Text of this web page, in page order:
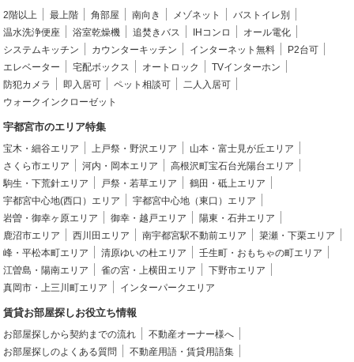
2階以上 最上階 角部屋 南向き メゾネット
バストイレ別
温水洗浄便座
浴室乾燥機 追焚きバス IHコンロ
オール電化
システムキッチン
カウンターキッチン インターネット無料
P2台可
エレベーター
宅配ボックス オートロック
TVインターホン
防犯カメラ
即入居可 ペット相談可
二人入居可
ウォークインクローゼット
宇都宮市のエリア特集
宝木・細谷エリア 上戸祭・野沢エリア
山本・富士見が丘エリア
さくら市エリア
河内・岡本エリア
高根沢町宝石台光陽台エリア
駒生・下荒針エリア
戸祭・若草エリア
鶴田・砥上エリア
宇都宮中心地(西口）エリア
宇都宮中心地（東口）エリア
岩曽・御幸ヶ原エリア
御幸・越戸エリア
陽東・石井エリア
鹿沼市エリア
西川田エリア 南宇都宮駅不動前エリア
簗瀬・下栗エリア
峰・平松本町エリア
清原ゆいの杜エリア
壬生町・おもちゃの町エリア
江曽島・陽南エリア
雀の宮・上横田エリア
下野市エリア
真岡市・上三川町エリア
インターパークエリア
賃貸お部屋探しお役立ち情報
お部屋探しから契約までの流れ
不動産オーナー様へ
お部屋探しのよくある質問
不動産用語・賃貸用語集